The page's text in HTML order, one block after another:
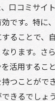
口コミサイ
です。特に
ることで、
ります。さ
活用するこ
つことがで
きるでしょう